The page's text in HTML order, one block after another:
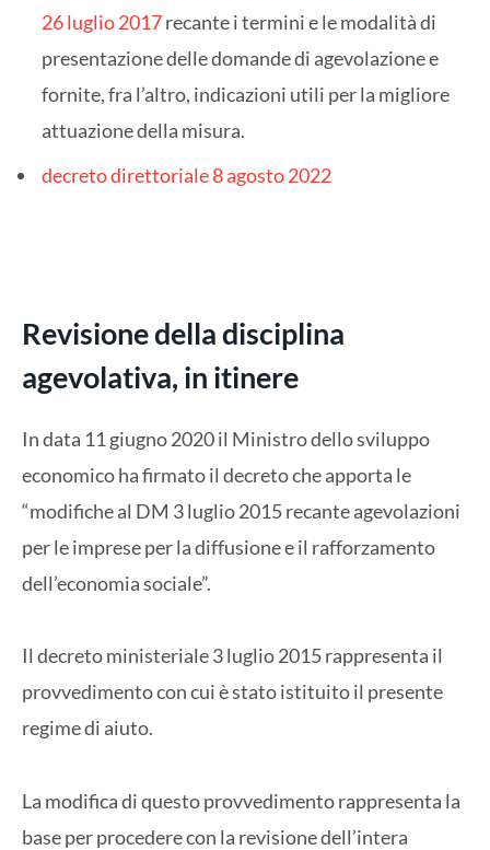
26 luglio 2017recante i termini e le modalità di
presentazione delle domande di agevolazione e
fornite, fra l’altro, indicazioni utili per la migliore
attuazione della misura.
decreto direttoriale 8 agosto 2022
Revisione della disciplina
agevolativa, in itinere
In data 11 giugno 2020 il Ministro dello sviluppo
economico ha firmato il decreto che apporta le
“modifiche al DM 3 luglio 2015 recante agevolazioni
per le imprese per la diffusione e il rafforzamento
dell’economia sociale”.
Il decreto ministeriale 3 luglio 2015 rappresenta il
provvedimento con cui è stato istituito il presente
regime di aiuto.
La modifica di questo provvedimento rappresenta la
base per procedere con la revisione dell’intera